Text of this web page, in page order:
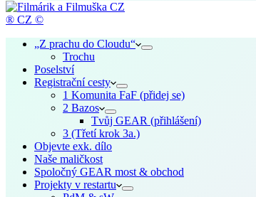
cart
® CZ ©
„Z prachu do Cloudu“
Trochu
Poselství
Registrační cesty
1 Komunita FaF (přidej se)
2 Bazos
Tvůj GEAR (přihlášení)
3 (Třetí krok 3a.)
Objevte exk. dílo
Naše maličkost
Spoločný GEAR most & obchod
Projekty v restartu